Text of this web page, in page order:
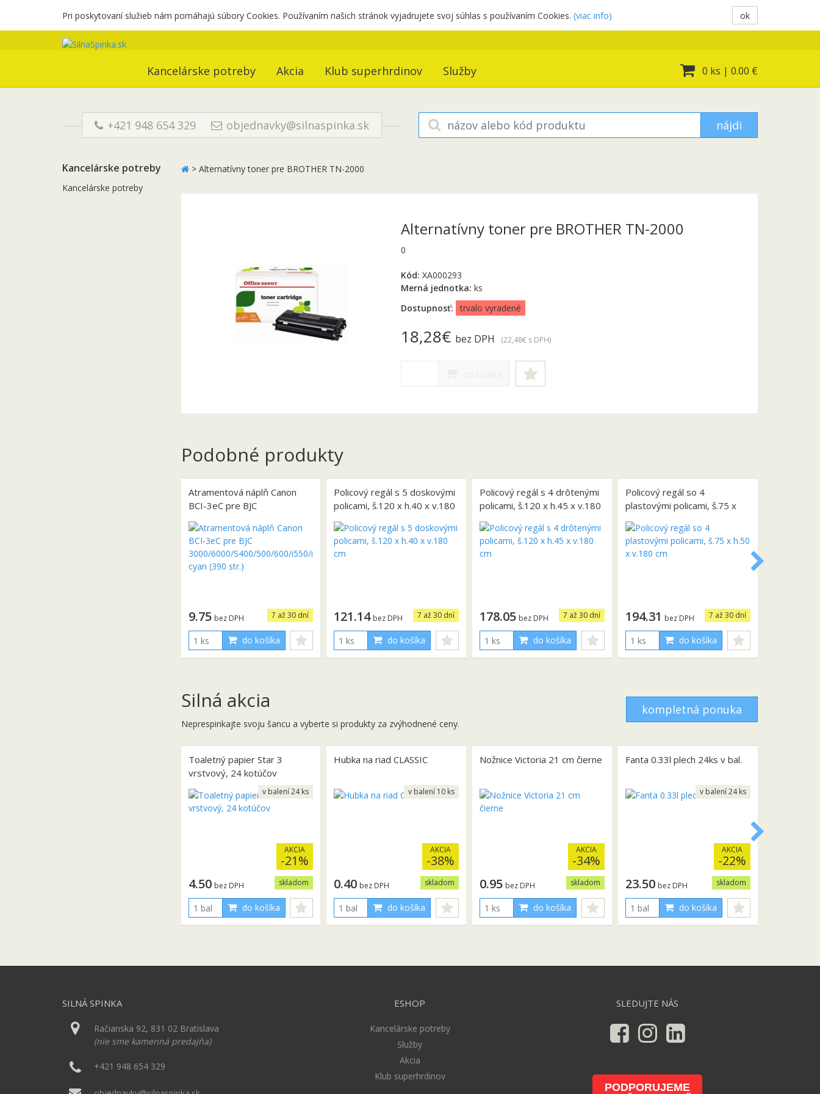
Pri poskytovaní služieb nám pomáhajú súbory Cookies. Používaním našich stránok vyjadrujete svoj súhlas s používaním Cookies. (viac info) ok
Kancelárske potreby Akcia Klub superhrdinov Služby 0 ks | 0.00 €
+421 948 654 329 objednavky@silnaspinka.sk nájdi
Kancelárske potreby
Kancelárske potreby
> Alternatívny toner pre BROTHER TN-2000
Alternatívny toner pre BROTHER TN-2000
0
Kód: XA000293
Merná jednotka: ks
Dostupnosť:
trvalo vyradené
18,28€ bez DPH (22,48€ s DPH)
Podobné produkty
Atramentová náplň Canon
BCI-3eC pre BJC
3000/6000/S400/500/600/i550/i850
cyan (390 str.)
7 až 30 dní
9.75 bez DPH
do košíka
Policový regál s 5 doskovými
policami, š.120 x h.40 x v.180
cm
7 až 30 dní
121.14 bez DPH
do košíka
Policový regál s 4 drôtenými
policami, š.120 x h.45 x v.180
cm
7 až 30 dní
178.05 bez DPH
do košíka
Policový regál so 4
plastovými policami, š.75 x
h.50 x v.180 cm
7 až 30 dní
194.31 bez DPH
do košíka
Silná akcia
Neprespinkajte svoju šancu a vyberte si produkty za zvýhodnené ceny.
kompletná ponuka
Toaletný papier Star 3
vrstvový, 24 kotúčov
AKCIA
-21%
skladom
4.50 bez DPH
do košíka
v balení 24 ks
Hubka na riad CLASSIC
AKCIA
-38%
skladom
0.40 bez DPH
do košíka
v balení 10 ks
Nožnice Victoria 21 cm čierne
AKCIA
-34%
skladom
0.95 bez DPH
do košíka
Fanta 0.33l plech 24ks v bal.
AKCIA
-22%
skladom
23.50 bez DPH
do košíka
v balení 24 ks
SILNÁ SPINKA
Račianska 92, 831 02 Bratislava
(nie sme kamenná predajňa)
+421 948 654 329
ESHOP
Kancelárske potreby
Služby
Akcia
Klub superhrdinov
SLEDUJTE NÁS
PODPORUJEME